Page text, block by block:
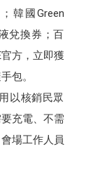
韓國Green
兌換券；百
方，立即獲
包。
以核銷民眾
充電、不需
場工作人員